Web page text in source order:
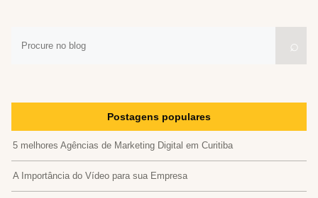
Pesquisar
blog
no
⌕
Postagens populares
5 melhores Agências de Marketing Digital em Curitiba
A Importância do Vídeo para sua Empresa